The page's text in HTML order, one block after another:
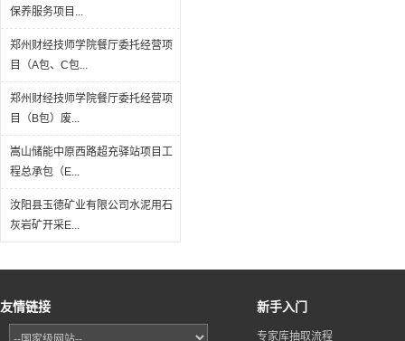
保养服务项目...
郑州财经技师学院餐厅委托经营项
目（A包、C包...
郑州财经技师学院餐厅委托经营项
目（B包）废...
嵩山储能中原西路超充驿站项目工
程总承包（E...
汝阳县玉德矿业有限公司水泥用石
灰岩矿开采E...
友情链接 新手入门
专家库抽取流程